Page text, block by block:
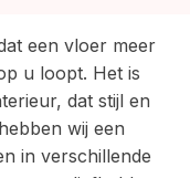
een vloer meer
u loopt. Het is
dat stijl en
wij een
in verschillende